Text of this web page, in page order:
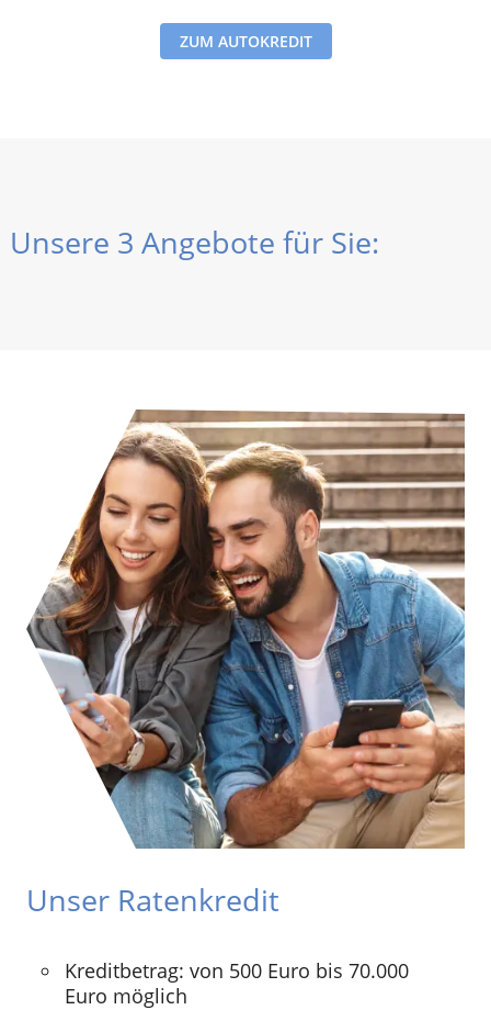
ZUM AUTOKREDIT
Unsere 3 Angebote für Sie:
Unser Ratenkredit
Kreditbetrag: von 500 Euro bis 70.000
Euro möglich